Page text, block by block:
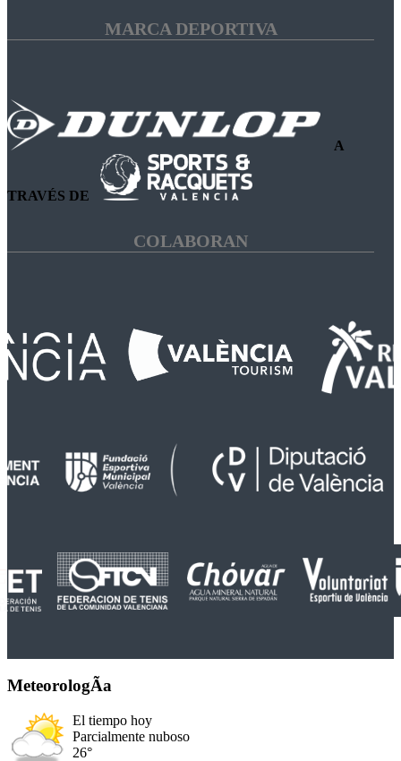
MARCA DEPORTIVA
A
TRAVÉS DE
COLABORAN
MeteorologÃ­a
El tiempo hoy
Parcialmente nuboso
26°